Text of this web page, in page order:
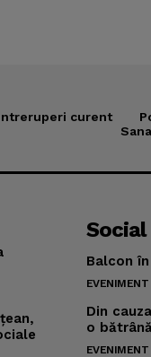
curent
Social
Balcon
EVENIMENT
Din
o
EVENIMENT